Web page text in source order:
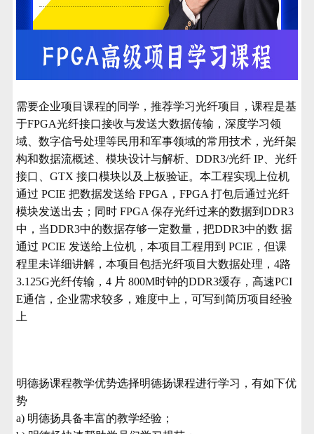
需要企业项目课程的同学，推荐学习光纤项目，课程是基
于FPGA光纤接口接收与发送大数据传输，深度学习领
域、数字信号处理等民用和军事领域的常用技术，光纤架
构和数据流概述、模块设计与解析、DDR3/光纤 IP、光纤
接口、GTX 接口模块以及上板验证。本工程实现上位机
通过 PCIE 把数据发送给 FPGA，FPGA 打包后通过光纤
模块发送出去；同时 FPGA 保存光纤过来的数据到DDR3
中，当DDR3中的数据存够一定数量，把DDR3中的数 据
通过 PCIE 发送给上位机，本项目工程用到 PCIE，但课
程里未详细讲解，本项目包括光纤项目大数据处理，4路
3.125G光纤传输，4 片 800M时钟的DDR3缓存，高速PCI
E通信，企业需求较多，难度中上，可写到简历项目经验
上
明德扬课程教学优势选择明德扬课程进行学习，有如下优
势
a) 明德扬具备丰富的教学经验；